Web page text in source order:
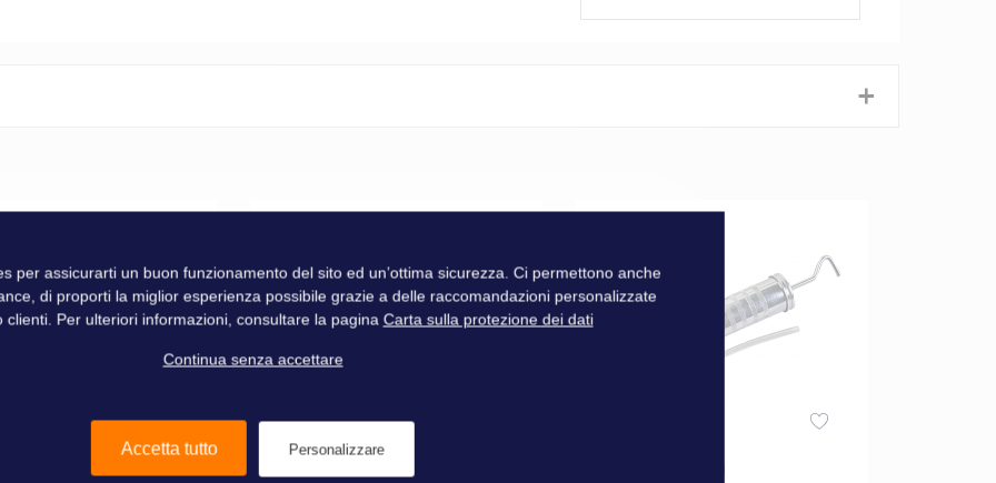
+
DI TRAVASO
DOSATORE PER OLIO
per assicurarti un buon funzionamento del sito ed un’ottima sicurezza. Ci permettono anche
di proporti la miglior esperienza possibile grazie a delle raccomandazioni personalizzate
clienti. Per ulteriori informazioni, consultare la pagina Carta sulla protezione dei dati
Continua senza accettare
Accetta tutto Personalizzare